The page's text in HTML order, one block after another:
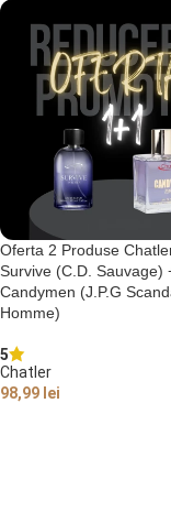
Oferta 2 Produse
Survive (C.D. Sauvage)
Candymen (J.P.G
Homme)
5
Chatler
98,99 lei